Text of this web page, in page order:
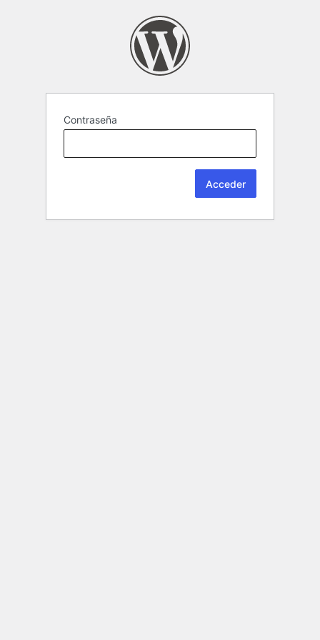
Contraseña